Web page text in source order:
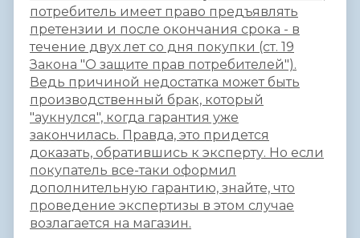
потребитель имеет право предъявлять
претензии и после окончания срока - в
течение двух лет со дня покупки (ст. 19
Закона "О защите прав потребителей").
Ведь причиной недостатка может быть
производственный брак, который
"аукнулся", когда гарантия уже
закончилась. Правда, это придется
доказать, обратившись к эксперту. Но если
покупатель все-таки оформил
дополнительную гарантию, знайте, что
проведение экспертизы в этом случае
возлагается на магазин.